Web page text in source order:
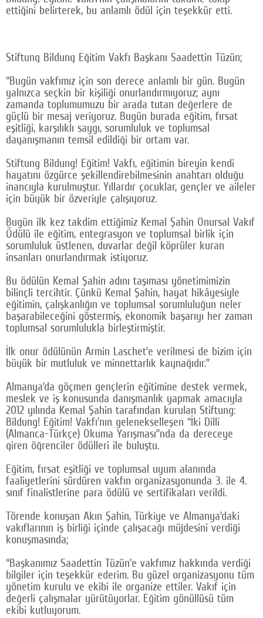
ettiğini belirterek, bu anlamlı ödül için teşekkür etti.
Stiftung Bildung Eğitim Vakfı Başkanı Saadettin Tüzün;
“Bugün vakfımız için son derece anlamlı bir gün. Bugün
yalnızca seçkin bir kişiliği onurlandırmıyoruz; aynı
zamanda toplumumuzu bir arada tutan değerlere de
güçlü bir mesaj veriyoruz. Bugün burada eğitim, fırsat
eşitliği, karşılıklı saygı, sorumluluk ve toplumsal
dayanışmanın temsil edildiği bir ortam var.
Stiftung Bildung! Eğitim! Vakfı, eğitimin bireyin kendi
hayatını özgürce şekillendirebilmesinin anahtarı olduğu
inancıyla kurulmuştur. Yıllardır çocuklar, gençler ve aileler
için büyük bir özveriyle çalışıyoruz.
Bugün ilk kez takdim ettiğimiz Kemal Şahin Onursal Vakıf
Ödülü ile eğitim, entegrasyon ve toplumsal birlik için
sorumluluk üstlenen, duvarlar değil köprüler kuran
insanları onurlandırmak istiyoruz.
Bu ödülün Kemal Şahin adını taşıması yönetimimizin
bilinçli tercihtir. Çünkü Kemal Şahin, hayat hikâyesiyle
eğitimin, çalışkanlığın ve toplumsal sorumluluğun neler
başarabileceğini göstermiş, ekonomik başarıyı her zaman
toplumsal sorumlulukla birleştirmiştir.
İlk onur ödülünün Armin Laschet’e verilmesi de bizim için
büyük bir mutluluk ve minnettarlık kaynağıdır.”
Almanya’da göçmen gençlerin eğitimine destek vermek,
meslek ve iş konusunda danışmanlık yapmak amacıyla
2012 yılında Kemal Şahin tarafından kurulan Stiftung:
Bildung! Eğitim! Vakfı’nın gelenekselleşen “İki Dilli
(Almanca-Türkçe) Okuma Yarışması”nda da dereceye
giren öğrenciler ödülleri ile buluştu.
Eğitim, fırsat eşitliği ve toplumsal uyum alanında
faaliyetlerini sürdüren vakfın organizasyonunda 3. ile 4.
sınıf finalistlerine para ödülü ve sertifikaları verildi.
Törende konuşan Akın Şahin, Türkiye ve Almanya’daki
vakıflarının iş birliği içinde çalışacağı müjdesini verdiği
konuşmasında;
“Başkanımız Saadettin Tüzün’e vakfımız hakkında verdiği
bilgiler için teşekkür ederim. Bu güzel organizasyonu tüm
yönetim kurulu ve ekibi ile organize ettiler. Vakıf için
değerli çalışmalar yürütüyorlar. Eğitim gönüllüsü tüm
ekibi kutluyorum.